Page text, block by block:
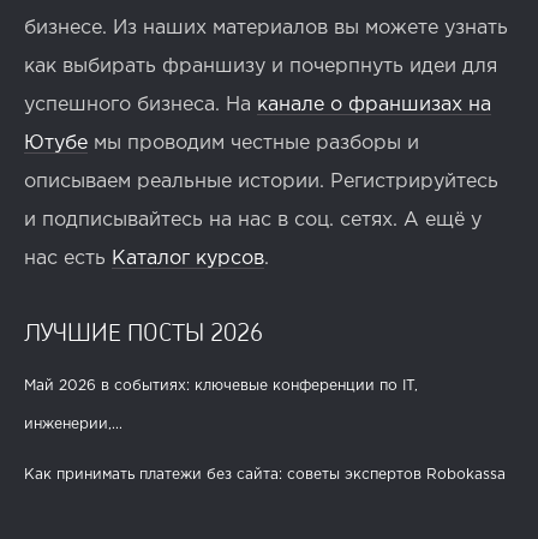
бизнесе. Из наших материалов вы можете узнать
как выбирать франшизу и почерпнуть идеи для
успешного бизнеса. На канале о франшизах на
Ютубе мы проводим честные разборы и
описываем реальные истории. Регистрируйтесь
и подписывайтесь на нас в соц. сетях. А ещё у
нас есть Каталог курсов.
ЛУЧШИЕ ПОСТЫ 2026
Май 2026 в событиях: ключевые конференции по IT,
инженерии,...
Как принимать платежи без сайта: советы экспертов Robokassa